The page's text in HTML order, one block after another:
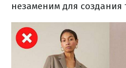
незаменим для